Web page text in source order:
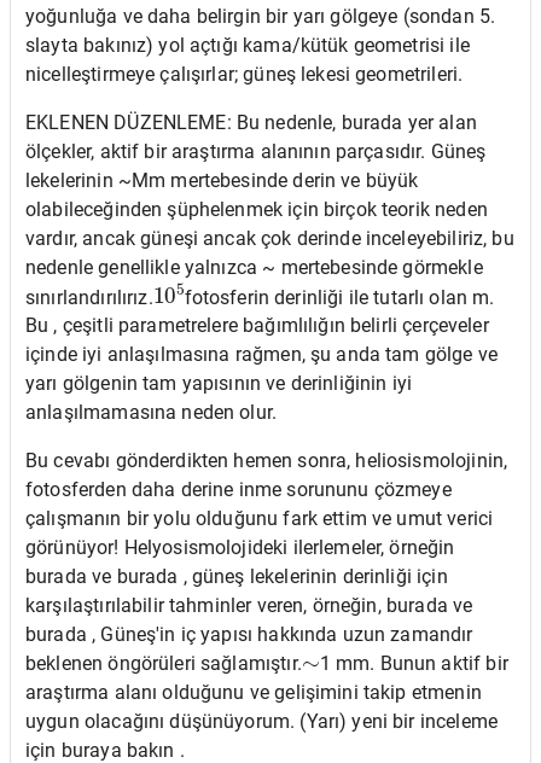
yoğunluğa ve daha belirgin bir yarı gölgeye (sondan 5.
slayta bakınız) yol açtığı kama/kütük geometrisi ile
nicelleştirmeye çalışırlar; güneş lekesi geometrileri.
EKLENEN DÜZENLEME: Bu nedenle, burada yer alan
ölçekler, aktif bir araştırma alanının parçasıdır. Güneş
lekelerinin ~Mm mertebesinde derin ve büyük
olabileceğinden şüphelenmek için birçok teorik neden
vardır, ancak güneşi ancak çok derinde inceleyebiliriz, bu
nedenle genellikle yalnızca ~ mertebesinde görmekle
sınırlandırılırız.
105
fotosferin derinliği ile tutarlı olan m.
Bu , çeşitli parametrelere bağımlılığın belirli çerçeveler
içinde iyi anlaşılmasına rağmen, şu anda tam gölge ve
yarı gölgenin tam yapısının ve derinliğinin iyi
anlaşılmamasına neden olur.
Bu cevabı gönderdikten hemen sonra, heliosismolojinin,
fotosferden daha derine inme sorununu çözmeye
çalışmanın bir yolu olduğunu fark ettim ve umut verici
görünüyor! Helyosismolojideki ilerlemeler, örneğin
burada ve burada , güneş lekelerinin derinliği için
karşılaştırılabilir tahminler veren, örneğin, burada ve
burada , Güneş'in iç yapısı hakkında uzun zamandır
beklenen öngörüleri sağlamıştır.
∼
1 mm. Bunun aktif bir
araştırma alanı olduğunu ve gelişimini takip etmenin
uygun olacağını düşünüyorum. (Yarı) yeni bir inceleme
için buraya bakın .